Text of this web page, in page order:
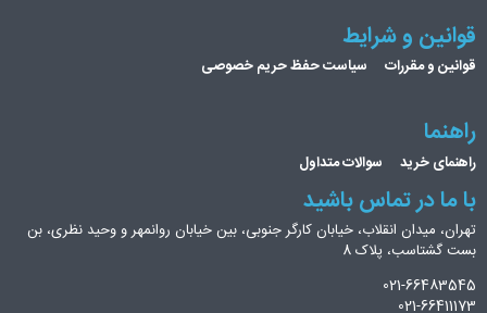
قوانین و شرایط
قوانین و مقررات سیاست حفظ حریم خصوصی
راهنما
راهنمای خرید سوالات متداول
با ما در تماس باشید
تهران، میدان انقلاب، خیابان کارگر جنوبی، بین خیابان روانمهر و وحید نظری، بن
بست گشتاسب، پلاک 8
021-66483545
021-66411173